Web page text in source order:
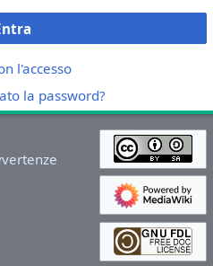
l'accesso
la password?